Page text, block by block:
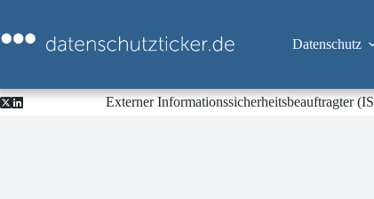
springen
Datenschutz
Externer Informationssicherheitsbeauftragter